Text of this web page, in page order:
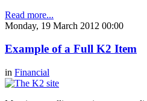
Read more...
Monday, 19 March 2012 00:00
Example of a Full K2 Item
in Financial